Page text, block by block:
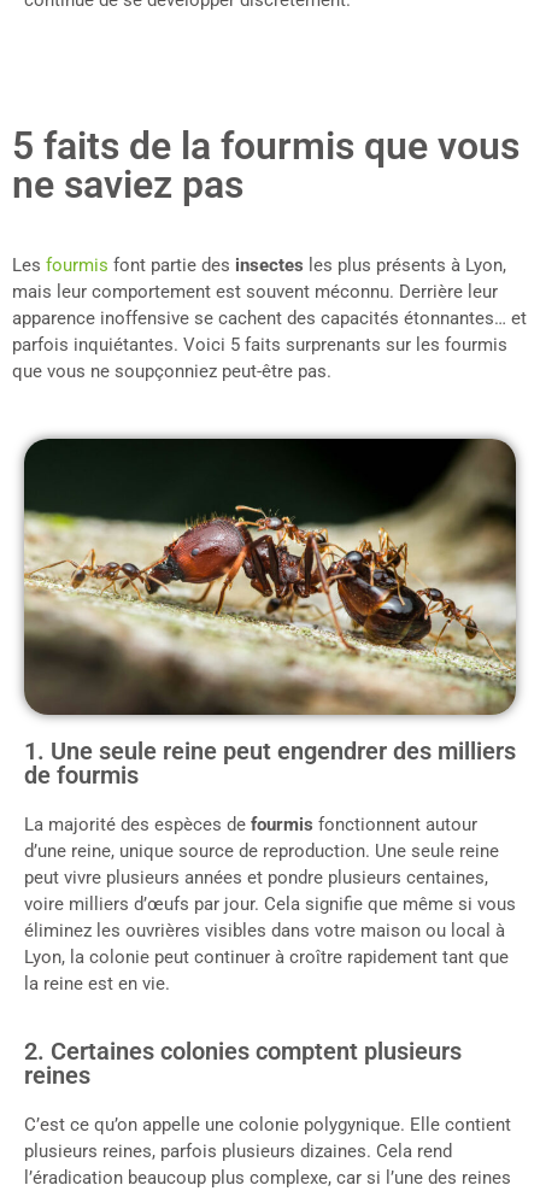
5 faits de la fourmis que vous
ne saviez pas
Les fourmis font partie des insectes les plus présents à Lyon,
mais leur comportement est souvent méconnu. Derrière leur
apparence inoffensive se cachent des capacités étonnantes… et
parfois inquiétantes. Voici 5 faits surprenants sur les fourmis
que vous ne soupçonniez peut-être pas.
1. Une seule reine peut engendrer des milliers
de fourmis
La majorité des espèces de fourmis fonctionnent autour
d’une reine, unique source de reproduction. Une seule reine
peut vivre plusieurs années et pondre plusieurs centaines,
voire milliers d’œufs par jour. Cela signifie que même si vous
éliminez les ouvrières visibles dans votre maison ou local à
Lyon, la colonie peut continuer à croître rapidement tant que
la reine est en vie.
2. Certaines colonies comptent plusieurs
reines
C’est ce qu’on appelle une colonie polygynique. Elle contient
plusieurs reines, parfois plusieurs dizaines. Cela rend
l’éradication beaucoup plus complexe, car si l’une des reines